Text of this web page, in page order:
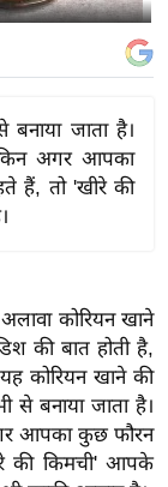
जाता है।
अगर आपका
हैं, तो 'खीरे की
कोरियन खाने
की बात होती है,
कोरियन खाने की
से बनाया जाता है।
आपका कुछ फौरन
की किमची' आपके